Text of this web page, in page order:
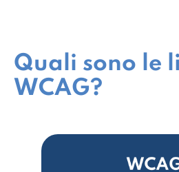
Quali sono le
WCAG?